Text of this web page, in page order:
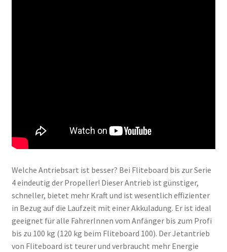
Welche Antriebsart ist besser? Bei Fliteboard bis zur Serie
4 eindeutig der Propeller! Dieser Antrieb ist günstiger,
schneller, bietet mehr Kraft und ist wesentlich effizienter
in Bezug auf die Laufzeit mit einer Akkuladung. Er ist ideal
geeignet für alle FahrerInnen vom Anfänger bis zum Profi
bis zu 100 kg (120 kg beim Fliteboard 100). Der Jetantrieb
von Fliteboard ist teurer und verbraucht mehr Energie